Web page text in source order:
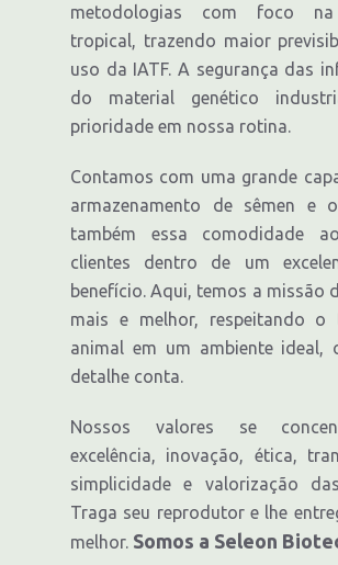
metodologias com foco na
tropical, trazendo maior
uso da IATF. A segurança das
do material genético
prioridade em nossa rotina.
Contamos com uma grande
armazenamento de sêmen e
também essa comodidade
clientes dentro de um
benefício. Aqui, temos a missão
mais e melhor, respeitando o
animal em um ambiente ideal,
detalhe conta.
Nossos valores se
excelência, inovação, ética,
simplicidade e valorização
Traga seu reprodutor e lhe
melhor. Somos a Seleon